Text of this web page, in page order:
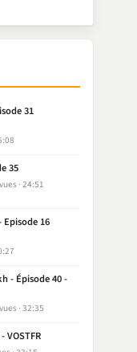
31
35
24:51
Episode 16
- Épisode 40 -
32:35
VOSTFR